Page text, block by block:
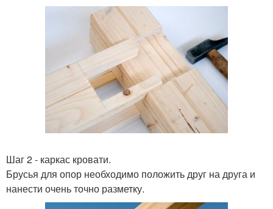
Шаг 2 - каркас кровати.
Брусья для опор необходимо положить друг на друга и
нанести очень точно разметку.